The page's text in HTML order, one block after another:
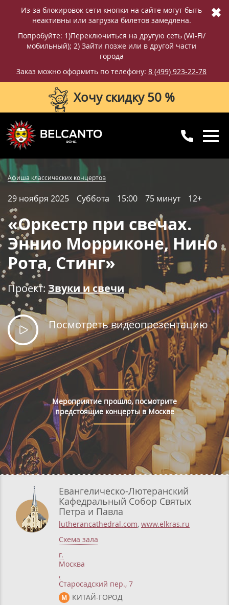
Из-за блокировок сети кнопки на сайте могут быть
неактивны или загрузка билетов замедлена.
Попробуйте: 1)Переключиться на другую сеть (Wi-Fi/
мобильный); 2) Зайти позже или в другой части
города
Заказ можно оформить по телефону: 8 (499) 923-22-78
✖
Хочу скидку 50 %
8 (499) 923-22-78
с 10:00 до 20:00
Купить билет
Вопросы и ответы Схема зала
Правила покупки билетов
Афиша классических концертов
29 ноября 2025 Суббота 15:00 75 минут 12+
«Оркестр при свечах.
Эннио Морриконе, Нино
Рота, Стинг»
Проект: Звуки и свечи
Посмотреть видеопрезентацию
Евангелическо-Лютеранский
Кафедральный Собор Святых
Петра и Павла
lutherancathedral.com, www.elkras.ru
Схема зала
г.
Москва
,
Старосадский пер., 7
М КИТАЙ-ГОРОД
Мероприятие прошло, посмотрите
предстоящие концерты в Москве